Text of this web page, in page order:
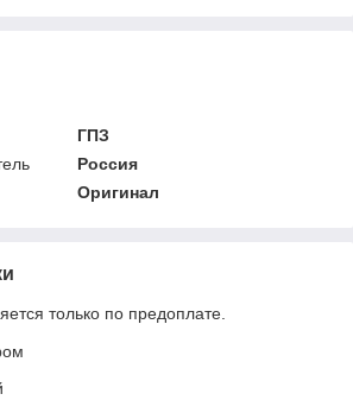
ГПЗ
Россия
Оригинал
только по предоплате.